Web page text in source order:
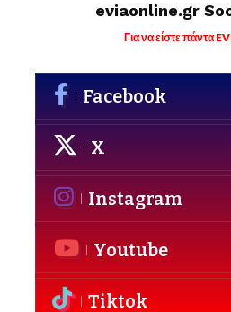
eviaonline.gr
Για να είστε πάντα
Facebook
X
Instagram
Youtube
Tiktok